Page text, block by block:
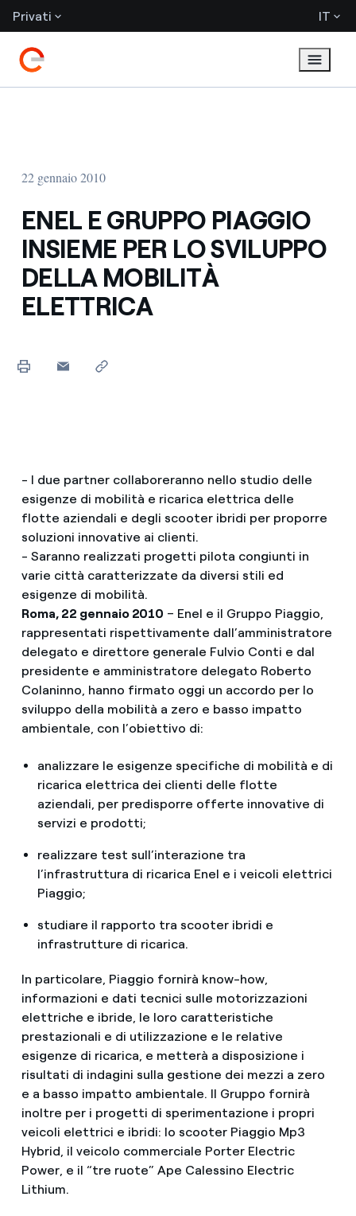
Privati IT
22 gennaio 2010
ENEL E GRUPPO PIAGGIO
INSIEME PER LO SVILUPPO
DELLA MOBILITÀ
ELETTRICA
- I due partner collaboreranno nello studio delle
esigenze di mobilità e ricarica elettrica delle
flotte aziendali e degli scooter ibridi per proporre
soluzioni innovative ai clienti.
- Saranno realizzati progetti pilota congiunti in
varie città caratterizzate da diversi stili ed
esigenze di mobilità.
Roma, 22 gennaio 2010 – Enel e il Gruppo Piaggio,
rappresentati rispettivamente dall’amministratore
delegato e direttore generale Fulvio Conti e dal
presidente e amministratore delegato Roberto
Colaninno, hanno firmato oggi un accordo per lo
sviluppo della mobilità a zero e basso impatto
ambientale, con l’obiettivo di:
analizzare le esigenze specifiche di mobilità e di
ricarica elettrica dei clienti delle flotte
aziendali, per predisporre offerte innovative di
servizi e prodotti;
realizzare test sull’interazione tra
l’infrastruttura di ricarica Enel e i veicoli elettrici
Piaggio;
studiare il rapporto tra scooter ibridi e
infrastrutture di ricarica.
In particolare, Piaggio fornirà know-how,
informazioni e dati tecnici sulle motorizzazioni
elettriche e ibride, le loro caratteristiche
prestazionali e di utilizzazione e le relative
esigenze di ricarica, e metterà a disposizione i
risultati di indagini sulla gestione dei mezzi a zero
e a basso impatto ambientale. Il Gruppo fornirà
inoltre per i progetti di sperimentazione i propri
veicoli elettrici e ibridi: lo scooter Piaggio Mp3
Hybrid, il veicolo commerciale Porter Electric
Power, e il “tre ruote” Ape Calessino Electric
Lithium.